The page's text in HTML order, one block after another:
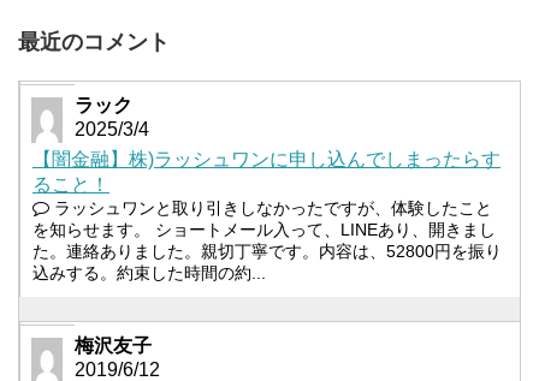
最近のコメント
ラック
2025/3/4
【闇金融】株)ラッシュワンに申し込んでしまったらす
ること！
ラッシュワンと取り引きしなかったですが、体験したこと
を知らせます。 ショートメール入って、LINEあり、開きまし
た。連絡ありました。親切丁寧です。内容は、52800円を振り
込みする。約束した時間の約...
梅沢友子
2019/6/12